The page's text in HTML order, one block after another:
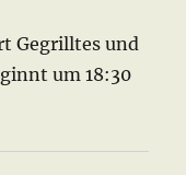
Gegrilltes und
um 18:30